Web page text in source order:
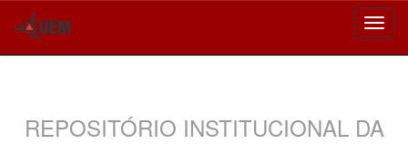
REPOSITÓRIO INSTITUCIONAL DA